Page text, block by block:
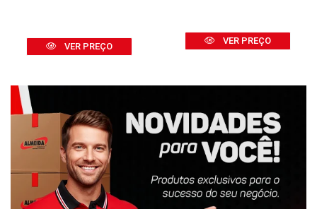
VER PREÇO
VER PREÇO